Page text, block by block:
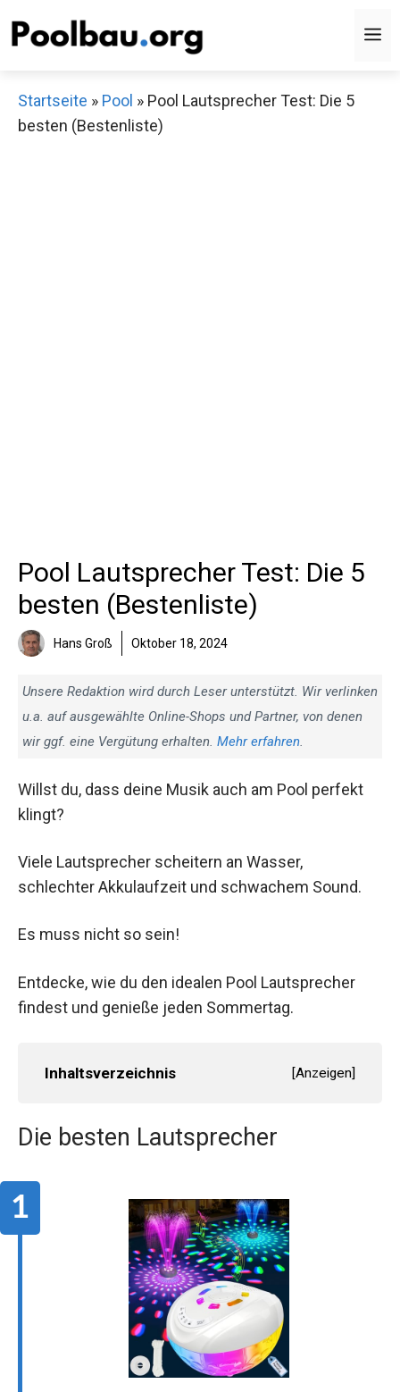
Inhalt
Startseite » Pool » Pool Lautsprecher Test: Die 5
besten (Bestenliste)
Pool Lautsprecher Test: Die 5
besten (Bestenliste)
Hans Groß Oktober 18, 2024
Unsere Redaktion wird durch Leser unterstützt. Wir verlinken
u.a. auf ausgewählte Online-Shops und Partner, von denen
wir ggf. eine Vergütung erhalten. Mehr erfahren.
Willst du, dass deine Musik auch am Pool perfekt
klingt?
Viele Lautsprecher scheitern an Wasser,
schlechter Akkulaufzeit und schwachem Sound.
Es muss nicht so sein!
Entdecke, wie du den idealen Pool Lautsprecher
findest und genieße jeden Sommertag.
Inhaltsverzeichnis [Anzeigen]
Die besten Lautsprecher